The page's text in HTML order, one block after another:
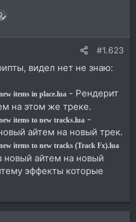
#1.623
видел нет не знаю:
items in place.lua - Рендерит
на этом же треке.
items to new tracks.lua -
айтем на новый трек.
items to new tracks (Track Fx).lua
новый айтем на новый
эффекты которые